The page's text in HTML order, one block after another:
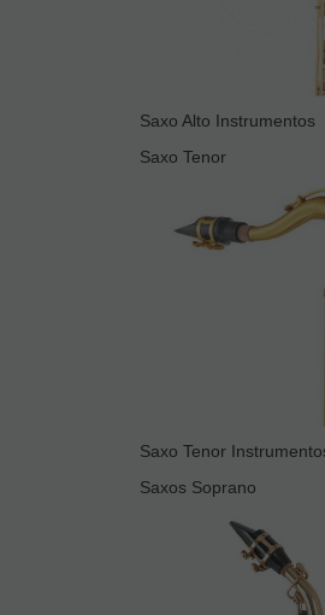
Saxo Alto Instrumentos
Saxo Tenor
Saxo Tenor
Saxos Soprano